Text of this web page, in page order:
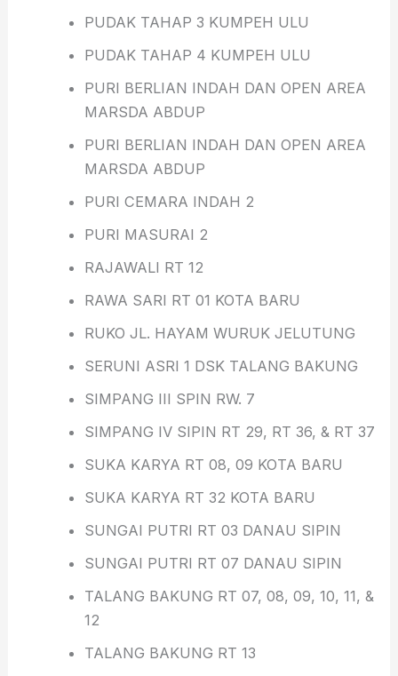
PUDAK TAHAP 3 KUMPEH ULU
PUDAK TAHAP 4 KUMPEH ULU
PURI BERLIAN INDAH DAN OPEN AREA
MARSDA ABDUP
PURI BERLIAN INDAH DAN OPEN AREA
MARSDA ABDUP
PURI CEMARA INDAH 2
PURI MASURAI 2
RAJAWALI RT 12
RAWA SARI RT 01 KOTA BARU
RUKO JL. HAYAM WURUK JELUTUNG
SERUNI ASRI 1 DSK TALANG BAKUNG
SIMPANG III SPIN RW. 7
SIMPANG IV SIPIN RT 29, RT 36, & RT 37
SUKA KARYA RT 08, 09 KOTA BARU
SUKA KARYA RT 32 KOTA BARU
SUNGAI PUTRI RT 03 DANAU SIPIN
SUNGAI PUTRI RT 07 DANAU SIPIN
TALANG BAKUNG RT 07, 08, 09, 10, 11, &
12
TALANG BAKUNG RT 13